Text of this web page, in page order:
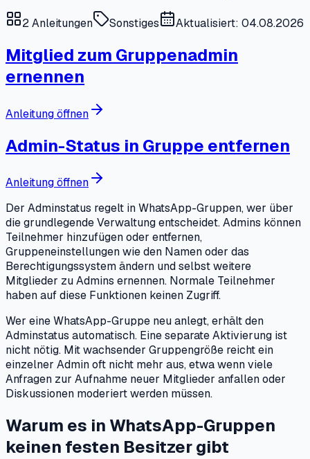
2Anleitungen Sonstiges Aktualisiert: 04.08.2026
Mitglied zum Gruppenadmin
ernennen
Anleitung öffnen
Admin-Status in Gruppe entfernen
Anleitung öffnen
Der Adminstatus regelt in WhatsApp-Gruppen, wer über
die grundlegende Verwaltung entscheidet. Admins können
Teilnehmer hinzufügen oder entfernen,
Gruppeneinstellungen wie den Namen oder das
Berechtigungssystem ändern und selbst weitere
Mitglieder zu Admins ernennen. Normale Teilnehmer
haben auf diese Funktionen keinen Zugriff.
Wer eine WhatsApp-Gruppe neu anlegt, erhält den
Adminstatus automatisch. Eine separate Aktivierung ist
nicht nötig. Mit wachsender Gruppengröße reicht ein
einzelner Admin oft nicht mehr aus, etwa wenn viele
Anfragen zur Aufnahme neuer Mitglieder anfallen oder
Diskussionen moderiert werden müssen.
Warum es in WhatsApp-Gruppen
keinen festen Besitzer gibt